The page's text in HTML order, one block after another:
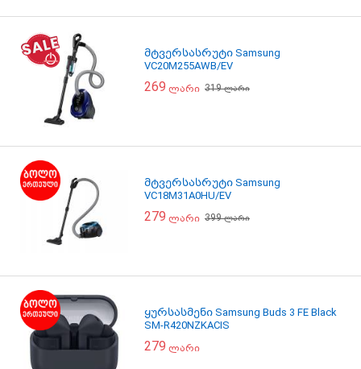
მტვერსასრუტი Samsung
VC20M255AWB/EV
269 ლარი 319ლარი
მტვერსასრუტი Samsung
VC18M31A0HU/EV
279 ლარი 399ლარი
ყურსასმენი Samsung Buds 3 FE Black
SM-R420NZKACIS
279 ლარი